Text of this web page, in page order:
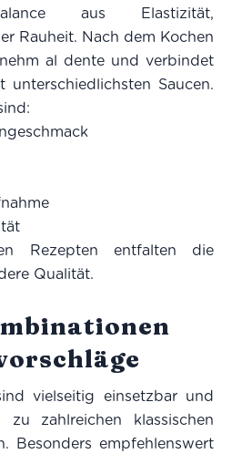
aus Elastizität,
Rauheit. Nach dem Kochen
al dente und verbindet
Saucen.
Rezepten entfalten die
Qualität.
vielseitig einsetzbar und
zu zahlreichen klassischen
Besonders empfehlenswert